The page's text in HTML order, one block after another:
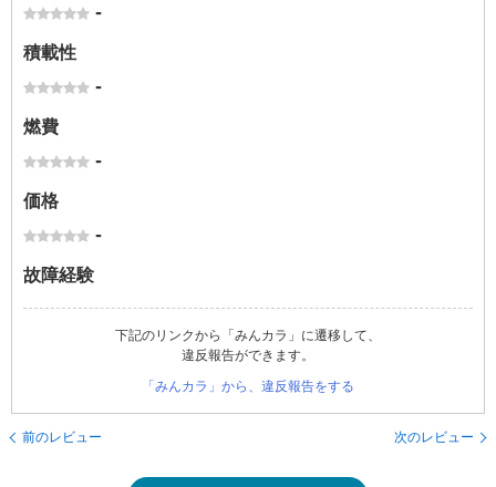
-
積載性
-
燃費
-
価格
-
故障経験
下記のリンクから「みんカラ」に遷移して、
違反報告ができます。
「みんカラ」から、違反報告をする
前のレビュー 次のレビュー